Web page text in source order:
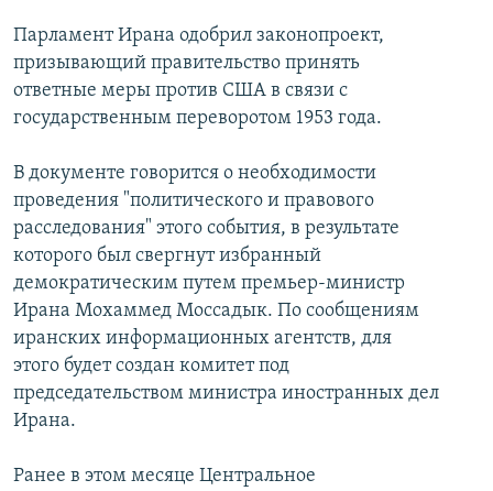
Парламент Ирана одобрил законопроект,
призывающий правительство принять
ответные меры против США в связи с
государственным переворотом 1953 года.
В документе говорится о необходимости
проведения "политического и правового
расследования" этого события, в результате
которого был свергнут избранный
демократическим путем премьер-министр
Ирана Мохаммед Моссадык. По сообщениям
иранских информационных агентств, для
этого будет создан комитет под
председательством министра иностранных дел
Ирана.
Ранее в этом месяце Центральное